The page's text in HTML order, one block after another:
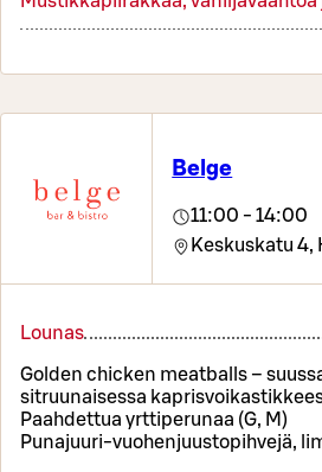
Belge
11:00 - 14:00
Keskuskatu 4,
Lounas
Golden chicken meatballs –
sitruunaisessa
Paahdettua yrttiperunaa (G, M)
Punajuuri-vuohenjuustopihvejä,